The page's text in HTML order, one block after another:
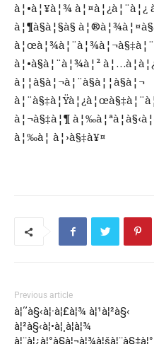
à¦•à¦¥à¦¾ à¦¤à¦¿à¦¨à¦¿
à¦¶à§à¦§à§
à¦•à§à¦¨à¦¾à¦²
à¦¦à§à¦¬à¦¨à§à¦¦à§à¦¬
à¦¬à§‡à¦¶
à¦‰à¦ à¦›à§‡à¥¤
Previous article
à¦˜à§‹à¦·à¦£à¦¾ à¦¹à¦²à§‹
à¦²à§‹à¦•à¦¸à¦­à¦¾
à¦¨à¦¿à¦°à§à¦¬à¦¾à¦šà¦¨à§‡à¦°